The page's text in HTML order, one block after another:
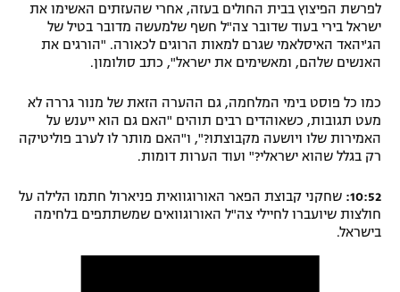
לפרשת הפיצוץ בבית החולים בעזה, אחרי שהעזתים האשימו את
ישראל בירי בעוד שדובר צה"ל חשף שלמעשה מדובר בטיל של
הג'יהאד האיסלאמי שגרם למאות הרוגים לכאורה. "הורגים את
האנשים שלהם, ומאשימים את ישראל", כתב סולומון.
כמו כל פוסט בימי המלחמה, גם ההערה הזאת של מנור גררה לא
מעט תגובות, כשאוהדים רבים תוהים "האם גם הוא ייענש על
האמירות שלו ויושעה מקבוצתו?", ו"האם מותר לו לערב פוליטיקה
רק בגלל שהוא ישראלי?" ועוד הערות דומות.
10:52: שחקני קבוצת הפאר האורוגוואית פניארול חתמו הלילה על
חולצות שיועברו לחיילי צה"ל האורוגוואים שמשתתפים בלחימה
בישראל.